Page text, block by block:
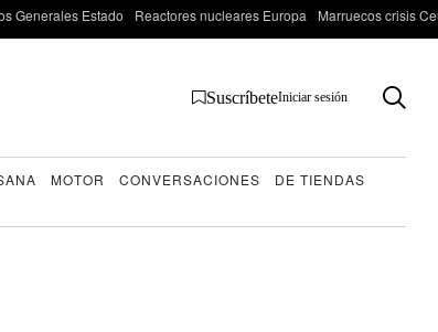
Generales Estado Reactores nucleares Europa Marruecos crisis
SuscríbeteIniciar sesión
MOTOR CONVERSACIONES
DE TIENDAS